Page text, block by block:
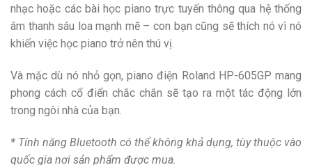
nhạc hoặc các bài học piano trực tuyến thông qua hệ thống
âm thanh sáu loa mạnh mẽ – con bạn cũng sẽ thích nó vì nó
khiến việc học piano trở nên thú vị.
Và mặc dù nó nhỏ gọn, piano điện Roland HP-605GP mang
phong cách cổ điển chắc chắn sẽ tạo ra một tác động lớn
trong ngôi nhà của bạn.
* Tính năng Bluetooth có thể không khả dụng, tùy thuộc vào
quốc gia nơi sản phẩm được mua.